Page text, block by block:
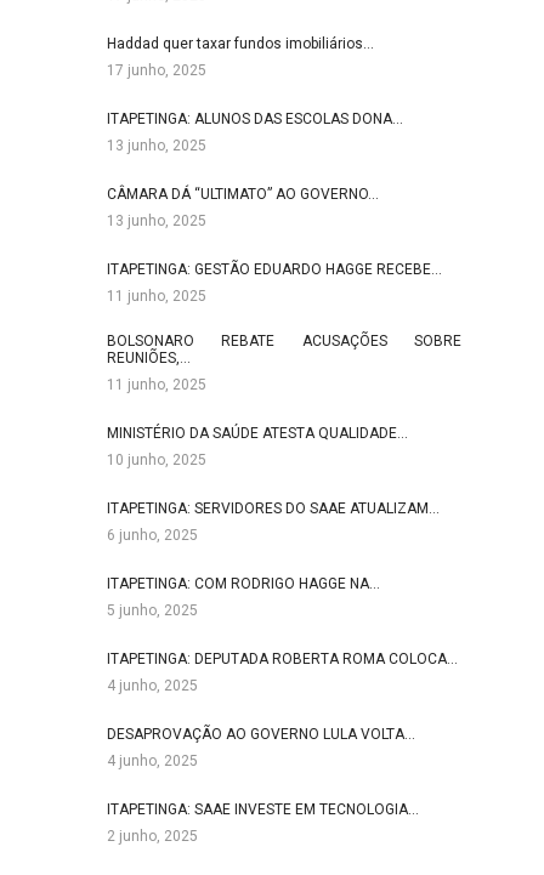
Haddad quer taxar fundos imobiliários…
17 junho, 2025
ITAPETINGA: ALUNOS DAS ESCOLAS DONA…
13 junho, 2025
CÂMARA DÁ “ULTIMATO” AO GOVERNO…
13 junho, 2025
ITAPETINGA: GESTÃO EDUARDO HAGGE RECEBE…
11 junho, 2025
BOLSONARO REBATE ACUSAÇÕES SOBRE
REUNIÕES,…
11 junho, 2025
MINISTÉRIO DA SAÚDE ATESTA QUALIDADE…
10 junho, 2025
ITAPETINGA: SERVIDORES DO SAAE ATUALIZAM…
6 junho, 2025
ITAPETINGA: COM RODRIGO HAGGE NA…
5 junho, 2025
ITAPETINGA: DEPUTADA ROBERTA ROMA COLOCA…
4 junho, 2025
DESAPROVAÇÃO AO GOVERNO LULA VOLTA…
4 junho, 2025
ITAPETINGA: SAAE INVESTE EM TECNOLOGIA…
2 junho, 2025